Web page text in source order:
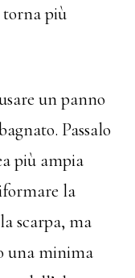
torna più
un panno
Passalo
più ampia
la
scarpa, ma
una minima